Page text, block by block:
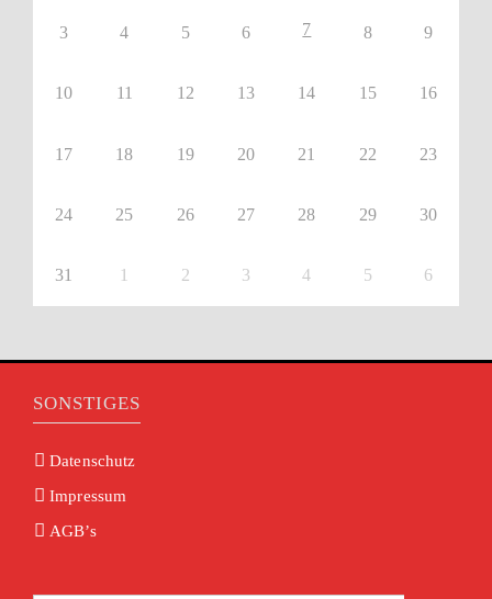
3 4 5 6 7 8 9
10 11 12 13 14 15 16
17 18 19 20 21 22 23
24 25 26 27 28 29 30
31 1 2 3 4 5 6
SONSTIGES
Datenschutz
Impressum
AGB’s